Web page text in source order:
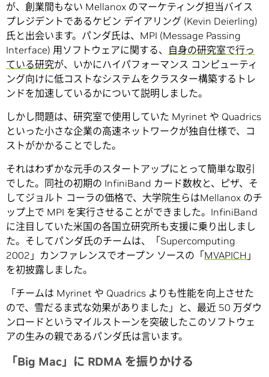
が、創業間もない Mellanox のマーケティング担当バイス
プレジデントであるケビン デイアリング (Kevin Deierling)
氏と出会います。パンダ氏は、MPI (Message Passing
Interface) 用ソフトウェアに関する、 自身の研究室で行っ
ている研究が、いかにハイパフォーマンス コンピューティ
ング向けに低コストなシステムをクラスター構築するトレ
ンドを加速しているかについて説明しました。
しかし問題は、研究室で使用していた Myrinet や Quadrics
といった小さな企業の高速ネットワークが独自仕様で、コ
ストがかかることでした。
それはわずかな元手のスタートアップにとって簡単な取引
でした。同社の初期の InfiniBand カード数枚と、ピザ、そ
してジョルト コーラの価格で、大学院生らはMellanox のチ
ップ上で MPI を実行させることができました。InfiniBand
に注目していた米国の各国立研究所も支援に乗り出しまし
た。そしてパンダ氏のチームは、「Supercomputing
2002」カンファレンスでオープン ソースの「MVAPICH 」
を初披露しました。
「チームは Myrinet や Quadrics よりも性能を向上させた
ので、雪だるま式な効果がありました」と、最近 50 万ダウ
ンロードというマイルストーンを突破したこのソフトウェ
アの生みの親であるパンダ氏は言います。
「Big Mac」に RDMA を振りかける